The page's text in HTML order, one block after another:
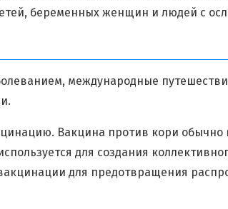
беременных женщин и людей с
международные
Вакцина против кори обычно
для создания
для предотвращения